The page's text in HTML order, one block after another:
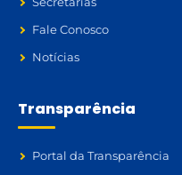
Fale Conosco
Notícias
Transparência
Portal da Transparência